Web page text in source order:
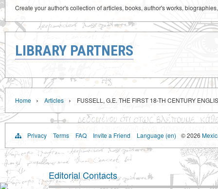
Create your author's collection of articles, books, author's works,
LIBRARY PARTNERS
Home › Articles › FUSSELL, G.E. THE FIRST 18-TH CENTURY
Privacy Terms FAQ Invite a Friend Language (en) © 2026
Editorial Contacts